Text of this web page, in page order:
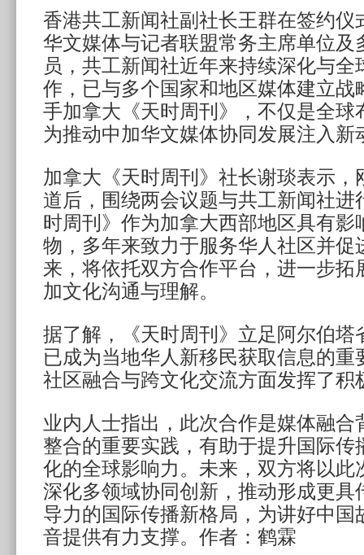
香港共工新闻社副社长王群在签约仪
华文媒体与记者联盟常务主席单位及
员，共工新闻社近年来持续深化与
作，已与多个国家和地区媒体建立战
手加拿大《天时周刊》，不仅是全球
为推动中加华文媒体协同发展注入新
加拿大《天时周刊》社长谢琰表示，
道后，围绕两会议题与共工新闻社进
时周刊》作为加拿大西部地区具有影
物，多年来致力于服务华人社区并促
来，将依托双方合作平台，进一步拓
加文化沟通与理解。
据了解，《天时周刊》立足阿尔伯塔
已成为当地华人新移民获取信息的重
社区融合与跨文化交流方面发挥了积
业内人士指出，此次合作是媒体融合
整合的重要实践，有助于提升国际传
化的全球影响力。未来，双方将以此
深化多领域协同创新，推动形成更具
导力的国际传播新格局，为讲好中国
音提供有力支撑。 作者：鹤霖